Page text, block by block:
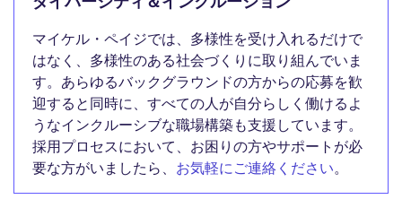
マイケル・ペイジでは、多様性を受け入れるだけで
はなく、多様性のある社会づくりに取り組んでいま
す。あらゆるバックグラウンドの方からの応募を歓
迎すると同時に、すべての人が自分らしく働けるよ
うなインクルーシブな職場構築も支援しています。
採用プロセスにおいて、お困りの方やサポートが必
要な方がいましたら、 お気軽にご連絡ください。